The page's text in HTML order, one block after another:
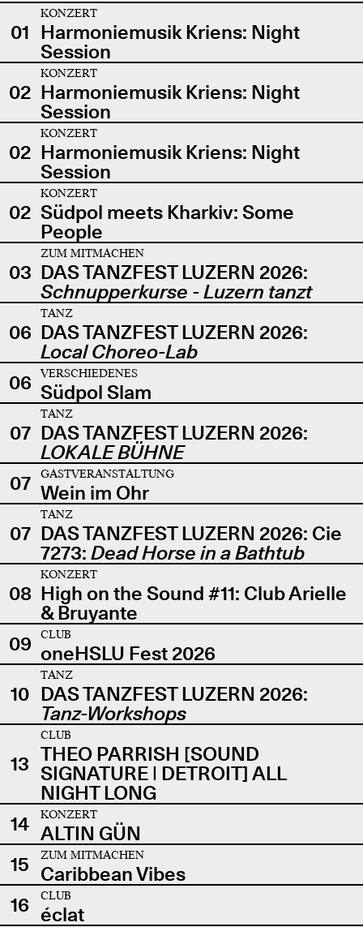
01
KONZERT
Harmoniemusik Kriens: Night
Session
02
KONZERT
Harmoniemusik Kriens: Night
Session
02
KONZERT
Harmoniemusik Kriens: Night
Session
02
KONZERT
Südpol meets Kharkiv: Some
People
03
ZUM MITMACHEN
DAS TANZFEST LUZERN 2026:
Schnupperkurse - Luzern tanzt
06
TANZ
DAS TANZFEST LUZERN 2026:
Local Choreo-Lab
06
VERSCHIEDENES
Südpol Slam
07
TANZ
DAS TANZFEST LUZERN 2026:
LOKALE BÜHNE
07
GASTVERANSTALTUNG
Wein im Ohr
07
TANZ
DAS TANZFEST LUZERN 2026: Cie
7273: Dead Horse in a Bathtub
08
KONZERT
High on the Sound #11: Club Arielle
& Bruyante
09
CLUB
oneHSLU Fest 2026
10
TANZ
DAS TANZFEST LUZERN 2026:
Tanz-Workshops
13
CLUB
THEO PARRISH [SOUND
SIGNATURE | DETROIT] ALL
NIGHT LONG
14
KONZERT
ALTIN GÜN
15
ZUM MITMACHEN
Caribbean Vibes
16
CLUB
éclat